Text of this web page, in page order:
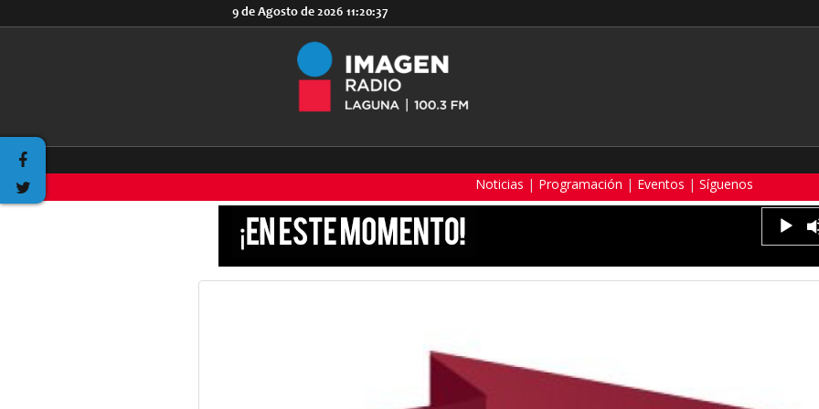
9 de Agosto de 2026 11:20:37
Noticias | Programación | Eventos | Síguenos